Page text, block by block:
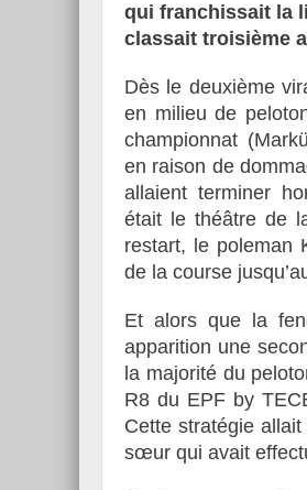
qui franchissait la
classait troisième
Dès le deuxième
en milieu de
championnat
en raison de
allaient terminer
était le théâtre de
restart, le poleman
de la course
Et alors que la
apparition une
la majorité du
R8 du EPF by
Cette stratégie allait
sœur qui avait